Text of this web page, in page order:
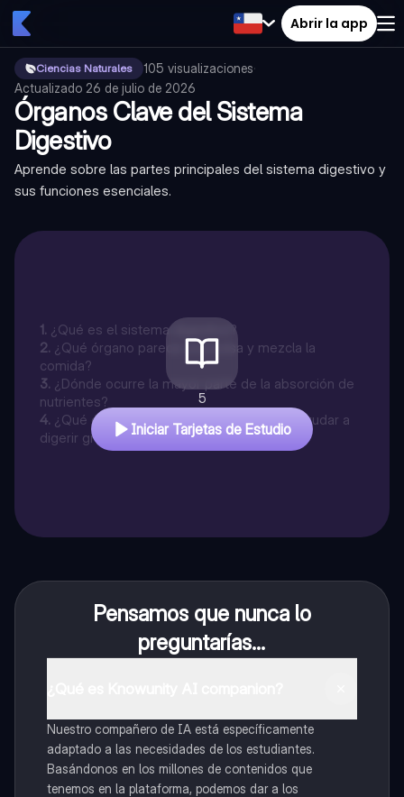
Abrir la app
Ciencias Naturales 105 visualizaciones·
Actualizado 26 de julio de 2026
Órganos Clave del Sistema
Digestivo
Aprende sobre las partes principales del sistema digestivo y
sus funciones esenciales.
1. ¿Qué es el sistema digestivo?
2. ¿Qué órgano parece una bolsa y mezcla la
comida?
3. ¿Dónde ocurre la mayor parte de la absorción de
nutrientes?
4. ¿Qué órgano grande produce bilis para ayudar a
digerir grasas?
5
Iniciar Tarjetas de Estudio
Pensamos que nunca lo
preguntarías...
Nuestro compañero de IA está específicamente
adaptado a las necesidades de los estudiantes.
Basándonos en los millones de contenidos que
tenemos en la plataforma, podemos dar a los